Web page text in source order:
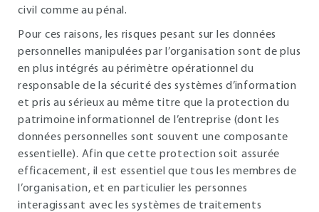
civil comme au pénal.
Pour ces raisons, les risques pesant sur les données
personnelles manipulées par l’organisation sont de plus
en plus intégrés au périmètre opérationnel du
responsable de la sécurité des systèmes d’information
et pris au sérieux au même titre que la protection du
patrimoine informationnel de l’entreprise (dont les
données personnelles sont souvent une composante
essentielle). Afin que cette protection soit assurée
efficacement, il est essentiel que tous les membres de
l’organisation, et en particulier les personnes
interagissant avec les systèmes de traitements